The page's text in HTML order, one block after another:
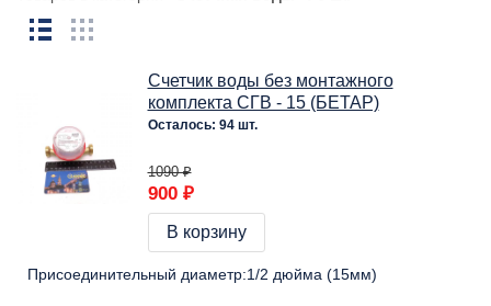
Счетчик воды без монтажного
комплекта СГВ - 15 (БЕТАР)
Осталось: 94 шт.
1090 ₽
900 ₽
В корзину
Присоединительный диаметр:1/2 дюйма (15мм)